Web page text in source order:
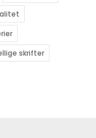
skrifter